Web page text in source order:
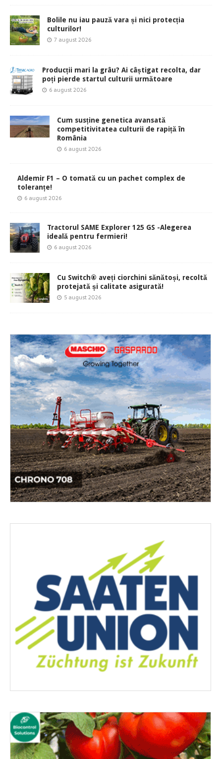
Bolile nu iau pauză vara și nici protecția
culturilor!
7 august 2026
Producții mari la grâu? Ai câștigat recolta, dar
poți pierde startul culturii următoare
6 august 2026
Cum susține genetica avansată
competitivitatea culturii de rapiță în
România
6 august 2026
Aldemir F1 – O tomată cu un pachet complex de
toleranțe!
6 august 2026
Tractorul SAME Explorer 125 GS -Alegerea
ideală pentru fermieri!
6 august 2026
Cu Switch® aveți ciorchini sănătoși, recoltă
protejată și calitate asigurată!
5 august 2026